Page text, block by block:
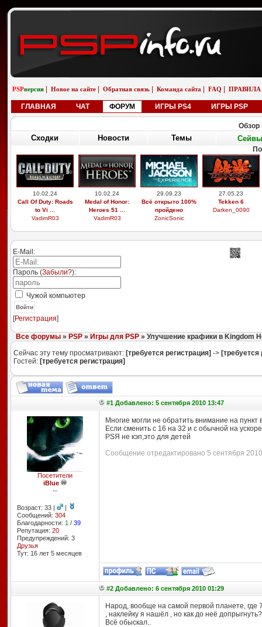
PSPверсия Новое на сайте Обратная связь Команда сайта FAQ ПРАВИЛА
ГЛАВНАЯ ЧАТ ФОРУМ ИГРЫ PS4 ИГРЫ PSP
Обзор
Сходки Новости Темы Сейвы
10.02.24
Call Of Duty: Roads
to Vi ...
VadimR03
10.02.24
Medal of Honor:
Heroes 51 ...
VadimR03
29.09.23
Всё открыто 100%
пройдено
ZonicSonic
27.05.23
Tekken 6
Darken_0090
E-Mail:
Пароль (Забыли?):
Чужой компьютер
Войти
[Регистрация]
Все форумы» PSP» Игры для PSP» Улучшение крафики в Kingdom
Сейчас эту тему просматривают: [требуется регистрация] -> [требуется
Гостей: [требуется регистрация]
#1 Добавлено: 5 сентября 2010 13:47
Посетители
iBlue
--
Возраст: 33 |
|
Сообщений: 304
Благодарности: 1 / 39
Репутация: 20
Предупреждений: 3
Друзья
Тут: 16 лет 5 месяцев
Многие могли не обратить внимание на
Если сменить с 16 на 32 и с обычной на
PSЯ не кэп,это для детей
Сообщение отредактировано 5 сентября
#2 Добавлено: 6 сентября 2010 01:29
Народ, вообще на самой первой планете, где
, наклейку я нашёл , но как до неё
Всё обыскал..